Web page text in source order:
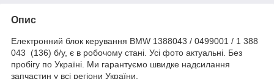
Опис
Електронний блок керування BMW 1388043 / 0499001 / 1 388
043 (136) б/у, є в робочому стані. Усі фото актуальні. Без
пробігу по Україні. Ми гарантуємо швидке надсилання
запчастин у всі регіони України.